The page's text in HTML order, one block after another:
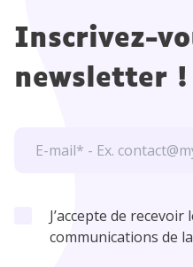
Inscrivez-
newsletter !
J’accepte de
communications de